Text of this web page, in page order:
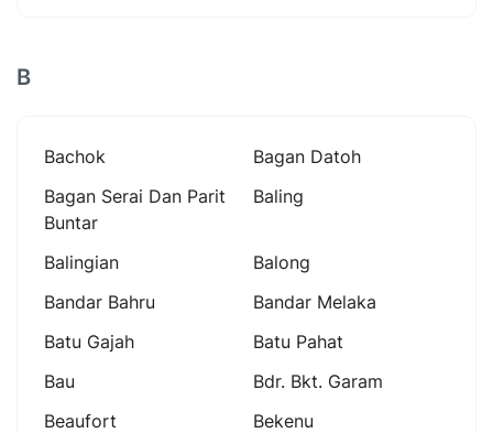
B
Bachok
Bagan Datoh
Bagan Serai Dan Parit
Buntar
Baling
Balingian
Balong
Bandar Bahru
Bandar Melaka
Batu Gajah
Batu Pahat
Bau
Bdr. Bkt. Garam
Beaufort
Bekenu